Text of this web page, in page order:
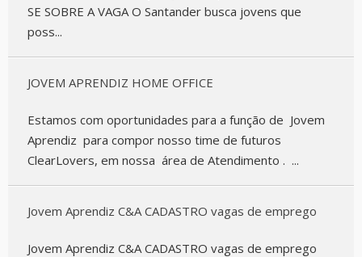
SE SOBRE A VAGA O Santander busca jovens que
poss...
JOVEM APRENDIZ HOME OFFICE
Estamos com oportunidades para a função de Jovem
Aprendiz para compor nosso time de futuros
ClearLovers, em nossa área de Atendimento . ...
Jovem Aprendiz C&A CADASTRO vagas de emprego
Jovem Aprendiz C&A CADASTRO vagas de emprego